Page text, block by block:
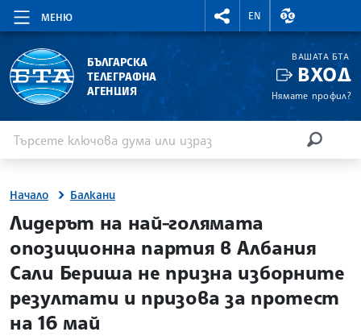
МЕНЮ
RIGHTMENU.SOCIAL
EN
ВАЛУТНИ
БЪЛГАРСКА
ТЕЛЕГРАФНА
АГЕНЦИЯ
ВАШАТА БТА
ВХОД
Нямате профил?
Начало Балкани
site.bta
Лидерът на най-голямата
опозиционна партия в Албания
Сали Бериша не призна изборните
резултати и призова за протест
на 16 май